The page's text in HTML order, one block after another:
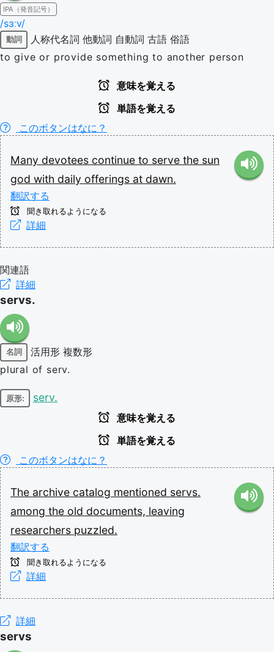
IPA（発音記号）
/sɜːv/
動詞 人称代名詞 他動詞 自動詞 古語 俗語
to give or provide something to another person
意味を覚える
単語を覚える
このボタンはなに？
Many devotees continue to serve the sun
god with daily offerings at dawn.
翻訳する
聞き取れるようになる
詳細
関連語
詳細
servs.
名詞 活用形 複数形
plural of serv.
原形: serv.
意味を覚える
単語を覚える
このボタンはなに？
The archive catalog mentioned servs.
among the old documents, leaving
researchers puzzled.
翻訳する
聞き取れるようになる
詳細
詳細
servs